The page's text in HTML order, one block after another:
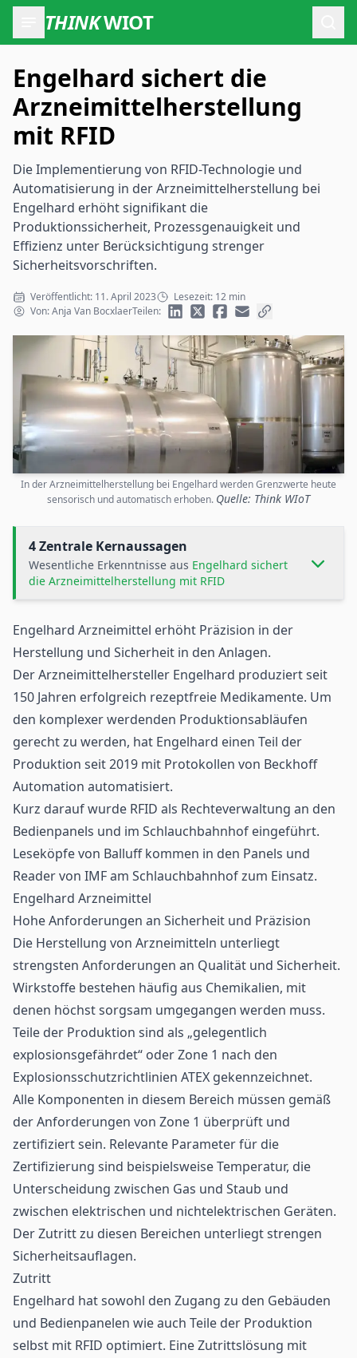
THINKWIOT
Engelhard sichert die
Arzneimittelherstellung
mit RFID
Die Implementierung von RFID-Technologie und
Automatisierung in der Arzneimittelherstellung bei
Engelhard erhöht signifikant die
Produktionssicherheit, Prozessgenauigkeit und
Effizienz unter Berücksichtigung strenger
Sicherheitsvorschriften.
Veröffentlicht: 11. April 2023
Lesezeit: 12 min
Von: Anja Van BocxlaerTeilen:
In der Arzneimittelherstellung bei Engelhard werden Grenzwerte heute
sensorisch und automatisch erhoben. Quelle: Think WIoT
4 Zentrale Kernaussagen
Wesentliche Erkenntnisse aus Engelhard sichert
die Arzneimittelherstellung mit RFID
Engelhard Arzneimittel erhöht Präzision in der
Herstellung und Sicherheit in den Anlagen.
Der Arzneimittelhersteller Engelhard produziert seit
150 Jahren erfolgreich rezeptfreie Medikamente. Um
den komplexer werdenden Produktionsabläufen
gerecht zu werden, hat Engelhard einen Teil der
Produktion seit 2019 mit Protokollen von Beckhoff
Automation automatisiert.
Kurz darauf wurde RFID als Rechteverwaltung an den
Bedienpanels und im Schlauchbahnhof eingeführt.
Leseköpfe von Balluff kommen in den Panels und
Reader von IMF am Schlauchbahnhof zum Einsatz.
Engelhard Arzneimittel
Hohe Anforderungen an Sicherheit und Präzision
Die Herstellung von Arzneimitteln unterliegt
strengsten Anforderungen an Qualität und Sicherheit.
Wirkstoffe bestehen häufig aus Chemikalien, mit
denen höchst sorgsam umgegangen werden muss.
Teile der Produktion sind als „gelegentlich
explosionsgefährdet“ oder Zone 1 nach den
Explosionsschutzrichtlinien ATEX gekennzeichnet.
Alle Komponenten in diesem Bereich müssen gemäß
der Anforderungen von Zone 1 überprüft und
zertifiziert sein. Relevante Parameter für die
Zertifizierung sind beispielsweise Temperatur, die
Unterscheidung zwischen Gas und Staub und
zwischen elektrischen und nichtelektrischen Geräten.
Der Zutritt zu diesen Bereichen unterliegt strengen
Sicherheitsauflagen.
Zutritt
Engelhard hat sowohl den Zugang zu den Gebäuden
und Bedienpanelen wie auch Teile der Produktion
selbst mit RFID optimiert. Eine Zutrittslösung mit